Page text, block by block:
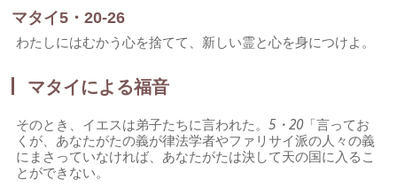
マタイ5・20-26
わたしにはむかう心を捨てて、新しい霊と心を身につけよ。
マタイによる福音
そのとき、イエスは弟子たちに言われた。5・20「言ってお
くが、あなたがたの義が律法学者やファリサイ派の人々の義
にまさっていなければ、あなたがたは決して天の国に入るこ
とができない。